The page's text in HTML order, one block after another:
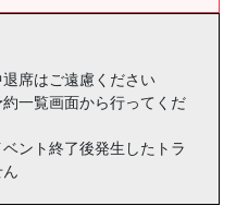
席はご遠慮ください
一覧画面から行ってくだ
ント終了後発生したトラ